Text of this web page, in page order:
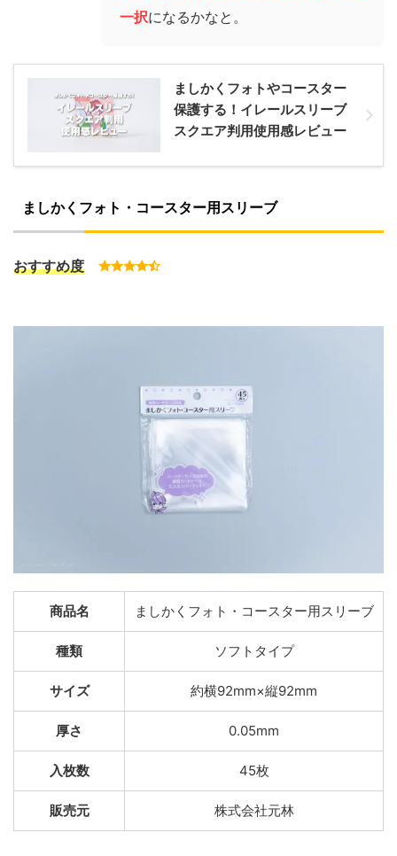
一択になるかなと。
ましかくフォトやコースター
保護する！イレールスリーブ
スクエア判用使用感レビュー
ましかくフォト・コースター用スリーブ
おすすめ度
商品名 ましかくフォト・コースター用スリーブ
種類 ソフトタイプ
サイズ 約横92mm×縦92mm
厚さ 0.05mm
入枚数 45枚
販売元 株式会社元林